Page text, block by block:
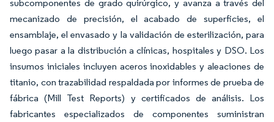
subcomponentes de grado quirúrgico, y avanza a través del
mecanizado de precisión, el acabado de superficies, el
ensamblaje, el envasado y la validación de esterilización, para
luego pasar a la distribución a clínicas, hospitales y DSO. Los
insumos iniciales incluyen aceros inoxidables y aleaciones de
titanio, con trazabilidad respaldada por informes de prueba de
fábrica (Mill Test Reports) y certificados de análisis. Los
fabricantes especializados de componentes suministran